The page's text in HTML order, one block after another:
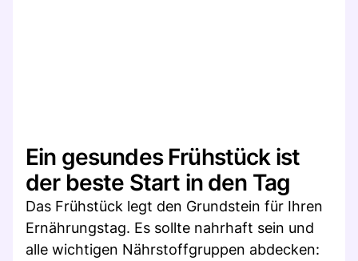
Ein gesundes Frühstück ist
der beste Start in den Tag
Das Frühstück legt den Grundstein für Ihren
Ernährungstag. Es sollte nahrhaft sein und
alle wichtigen Nährstoffgruppen abdecken: